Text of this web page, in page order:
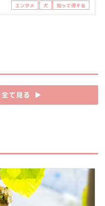
エンタメ 犬 知って得する
て見る ▶︎